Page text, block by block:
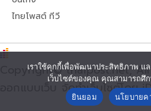
ไทยโพสต์ ทีวี
Copyright© thaipost.net,
ออกแบบเว็บ จัดทำเว็บไซต์โดย
เราใช้คุกกี้เพื่อพัฒนาประสิทธิภาพ แ
เว็บไซต์ของคุณ คุณสามารถศึ
ยินยอม
นโยบายค